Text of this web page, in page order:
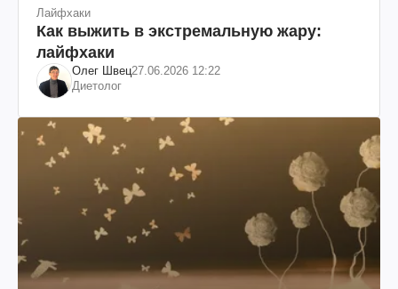
Лайфхаки
Как выжить в экстремальную жару:
лайфхаки
Олег Швец27.06.2026 12:22
Диетолог